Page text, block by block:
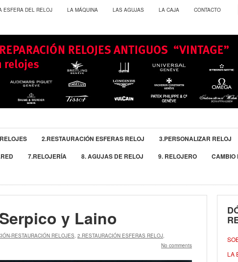
ESFERA DEL RELOJ LA MÁQUINA LAS AGUJAS LA CAJA CONTACTO
2.RESTAURACIÓN ESFERAS RELOJ 3.PERSONALIZAR RELOJ
7.RELOJERÍA 8. AGUJAS DE RELOJ 9. RELOJERO
CAMBIO
y Laino
RESTAURACIÓN RELOJES, 2.RESTAURACIÓN ESFERAS RELOJ,
No comments
LA